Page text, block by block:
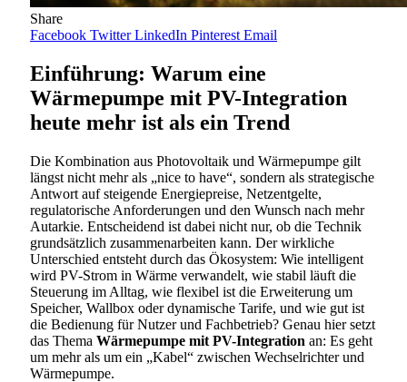
Share
Facebook Twitter LinkedIn Pinterest Email
Einführung: Warum eine
Wärmepumpe mit PV-Integration
heute mehr ist als ein Trend
Die Kombination aus Photovoltaik und Wärmepumpe gilt
längst nicht mehr als „nice to have“, sondern als strategische
Antwort auf steigende Energiepreise, Netzentgelte,
regulatorische Anforderungen und den Wunsch nach mehr
Autarkie. Entscheidend ist dabei nicht nur, ob die Technik
grundsätzlich zusammenarbeiten kann. Der wirkliche
Unterschied entsteht durch das Ökosystem: Wie intelligent
wird PV-Strom in Wärme verwandelt, wie stabil läuft die
Steuerung im Alltag, wie flexibel ist die Erweiterung um
Speicher, Wallbox oder dynamische Tarife, und wie gut ist
die Bedienung für Nutzer und Fachbetrieb? Genau hier setzt
das Thema Wärmepumpe mit PV-Integration an: Es geht
um mehr als um ein „Kabel“ zwischen Wechselrichter und
Wärmepumpe.